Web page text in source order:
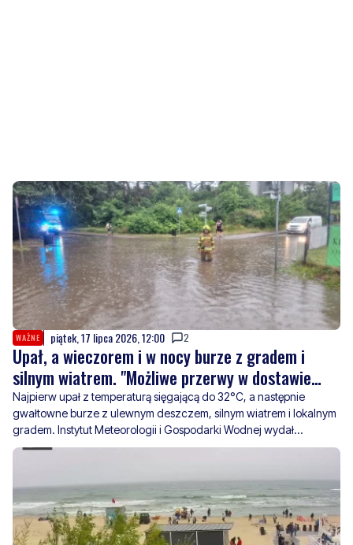
WAŻNE piątek, 17 lipca 2026, 12:00 2
Upał, a wieczorem i w nocy burze z gradem i
silnym wiatrem. "Możliwe przerwy w dostawie
prądu"
Najpierw upał z temperaturą sięgającą do 32°C, a następnie
gwałtowne burze z ulewnym deszczem, silnym wiatrem i lokalnym
gradem. Instytut Meteorologii i Gospodarki Wodnej wydał
ostrzeżenia pierwszego i drugiego stopnia.